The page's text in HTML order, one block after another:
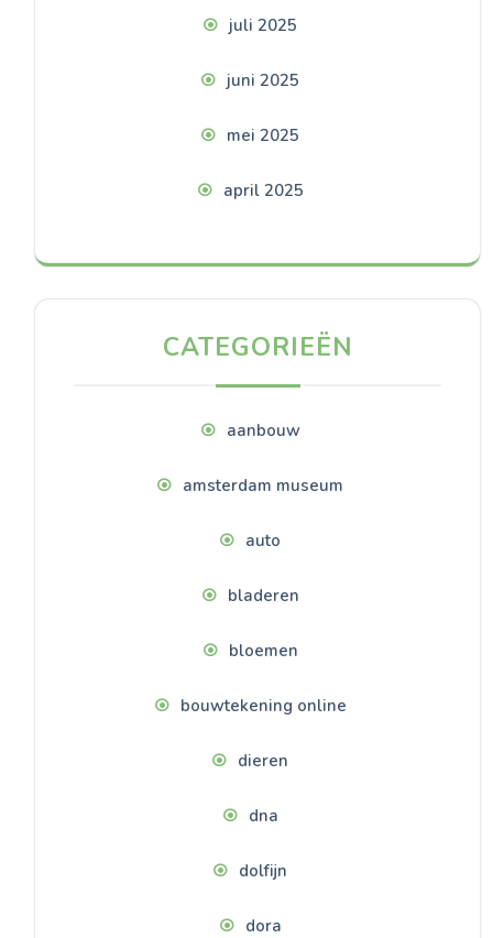
juli 2025
juni 2025
mei 2025
april 2025
CATEGORIEËN
aanbouw
amsterdam museum
auto
bladeren
bloemen
bouwtekening online
dieren
dna
dolfijn
dora